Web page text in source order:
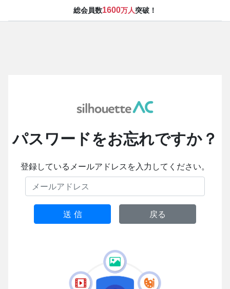
総会員数1600万人突破！
パスワードをお忘れですか？
登録しているメールアドレスを入力してください。
送 信 戻る